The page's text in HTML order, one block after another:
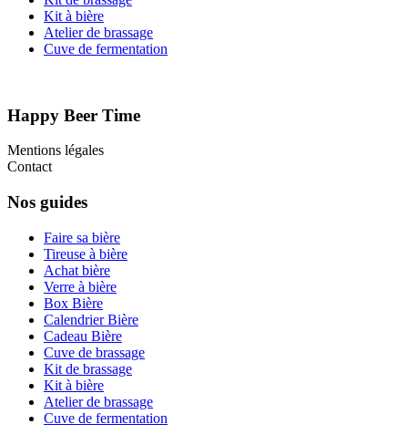
Kit à bière
Atelier de brassage
Cuve de fermentation
Happy Beer Time
Mentions légales
Contact
Nos guides
Faire sa bière
Tireuse à bière
Achat bière
Verre à bière
Box Bière
Calendrier Bière
Cadeau Bière
Cuve de brassage
Kit de brassage
Kit à bière
Atelier de brassage
Cuve de fermentation